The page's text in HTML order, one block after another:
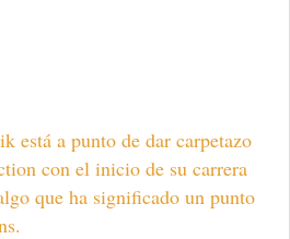
está a punto de dar carpetazo
con el inicio de su carrera
que ha significado un punto